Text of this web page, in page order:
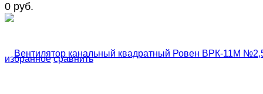
избранное сравнить
0 руб.